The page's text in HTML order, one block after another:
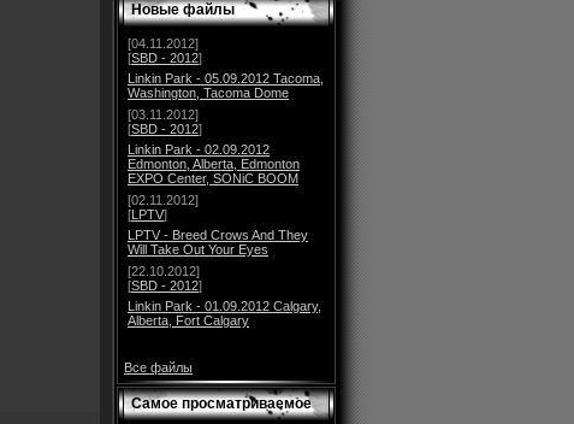
Новые файлы
[04.11.2012]
[SBD - 2012]
Linkin Park - 05.09.2012 Tacoma,
Washington, Tacoma Dome
[03.11.2012]
[SBD - 2012]
Linkin Park - 02.09.2012
Edmonton, Alberta, Edmonton
EXPO Center, SONiC BOOM
[02.11.2012]
[LPTV]
LPTV - Breed Crows And They
Will Take Out Your Eyes
[22.10.2012]
[SBD - 2012]
Linkin Park - 01.09.2012 Calgary,
Alberta, Fort Calgary
Все файлы
Самое просматриваемое